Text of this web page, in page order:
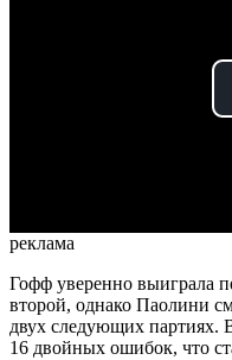
реклама
Гофф уверенно выиграла
второй, однако Паолини
двух следующих партиях.
16 двойных ошибок, что